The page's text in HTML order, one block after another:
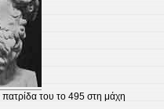
του το 495 στη μάχη